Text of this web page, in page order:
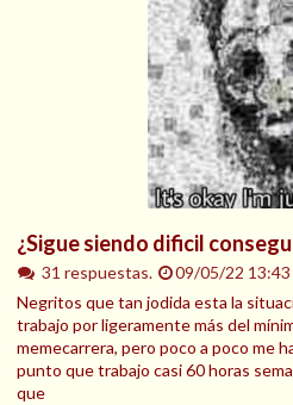
¿Sigue siendo dificil
31 respuestas.
09/05/22 13:43
Negritos que tan jodida esta la
trabajo por ligeramente más del
memecarrera, pero poco a poco me
punto que trabajo casi 60 horas
que